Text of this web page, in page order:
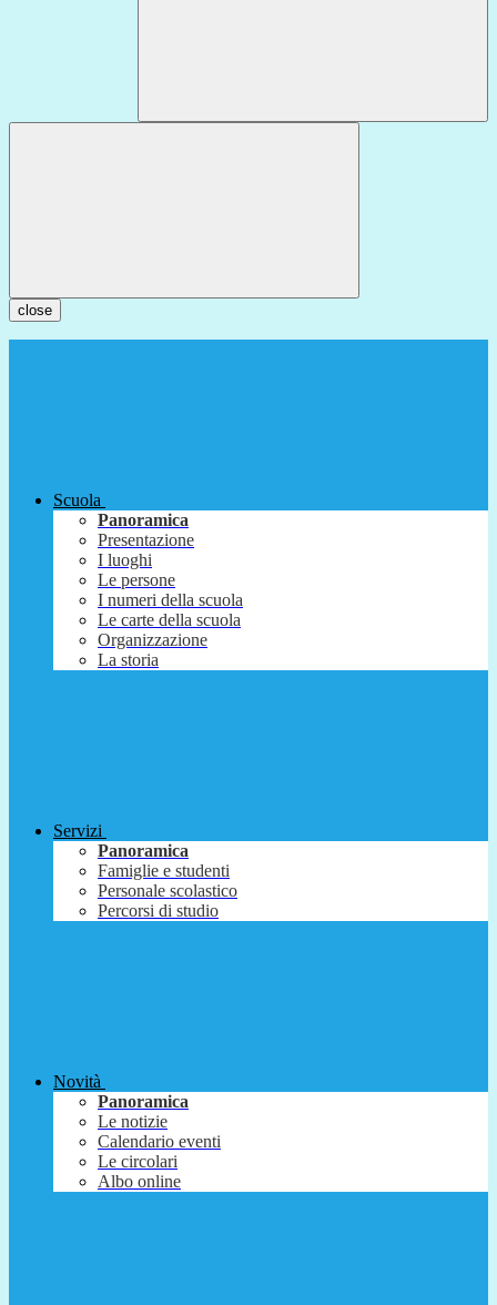
close
Scuola
Panoramica
Presentazione
I luoghi
Le persone
I numeri della scuola
Le carte della scuola
Organizzazione
La storia
Servizi
Panoramica
Famiglie e studenti
Personale scolastico
Percorsi di studio
Novità
Panoramica
Le notizie
Calendario eventi
Le circolari
Albo online